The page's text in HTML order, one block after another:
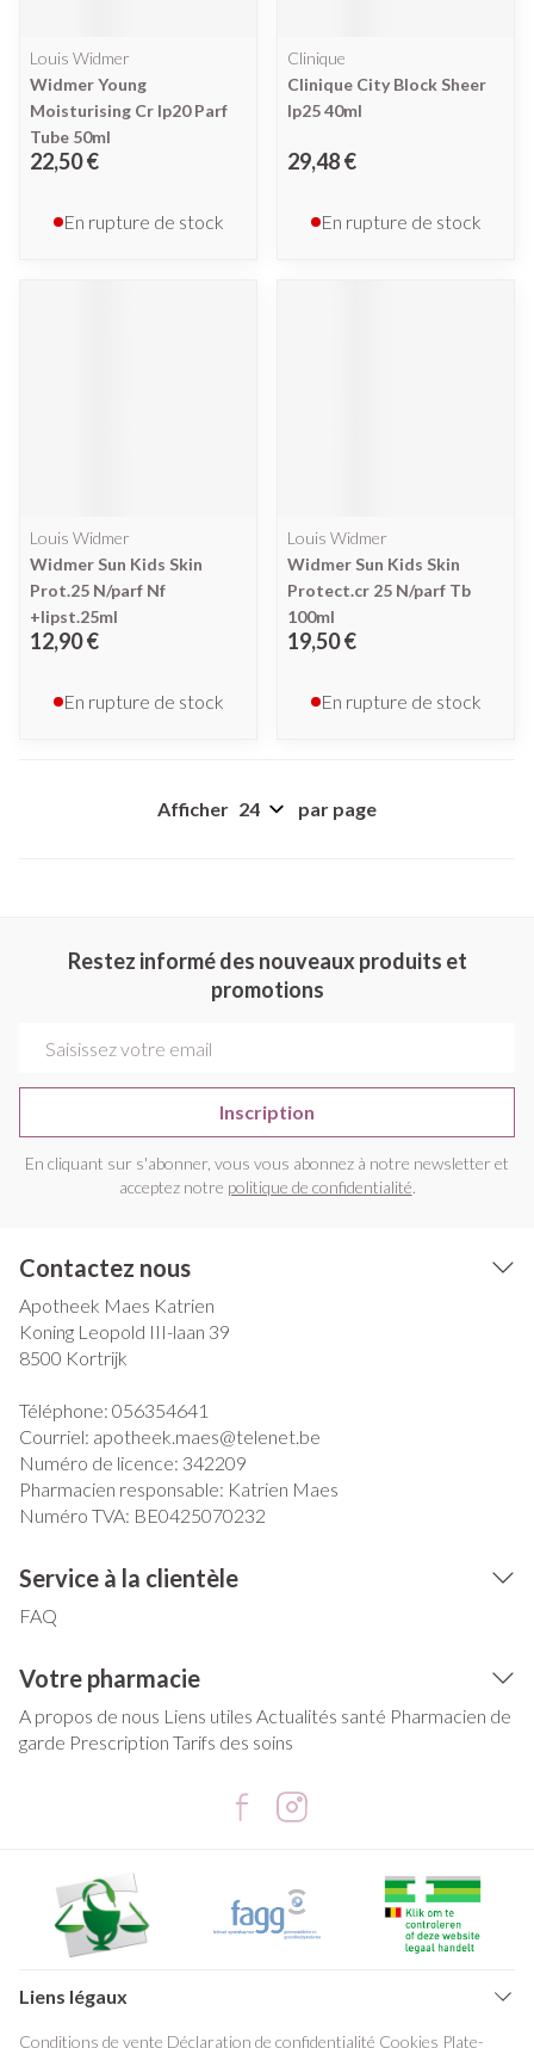
Louis Widmer
Widmer Young
Moisturising Cr Ip20 Parf
Tube 50ml
22,50 €
En rupture de stock
Clinique
Clinique City Block Sheer
Ip25 40ml
29,48 €
En rupture de stock
Louis Widmer
Widmer Sun Kids Skin
Prot.25 N/parf Nf
+lipst.25ml
12,90 €
En rupture de stock
Louis Widmer
Widmer Sun Kids Skin
Protect.cr 25 N/parf Tb
100ml
19,50 €
En rupture de stock
Afficher par page
Restez informé des nouveaux produits et
promotions
Inscription
En cliquant sur s'abonner, vous vous abonnez à notre newsletter et
acceptez notre politique de confidentialité.
Contactez nous
Apotheek Maes Katrien
Koning Leopold III-laan 39
8500 Kortrijk
Téléphone: 056354641
Courriel: apotheek.maes@telenet.be
Numéro de licence: 342209
Pharmacien responsable: Katrien Maes
Numéro TVA: BE0425070232
Service à la clientèle
FAQ
Votre pharmacie
A propos de nous Liens utiles Actualités santé Pharmacien de
garde Prescription Tarifs des soins
Liens légaux
Conditions de vente Déclaration de confidentialité Cookies Plate-